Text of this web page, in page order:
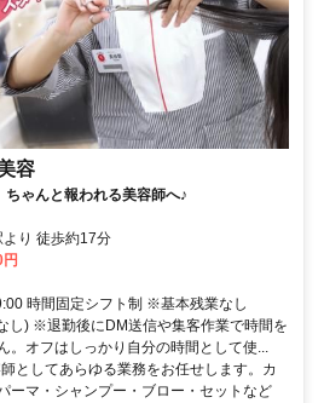
容
ちゃんと報われる美容師へ♪
り 徒歩約17分
時間固定シフト制 ※基本残業なし
し) ※退勤後にDM送信や集客作業で時間を
。オフはしっかり自分の時間として使...
としてあらゆる業務をお任せします。カ
ーマ・シャンプー・ブロー・セットなど